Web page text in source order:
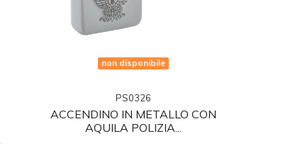
non disponibile
PS0326
ACCENDINO IN METALLO CON
AQUILA POLIZIA...